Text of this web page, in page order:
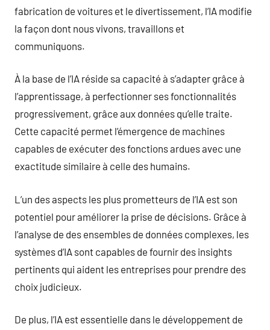
fabrication de voitures et le divertissement, l’IA modifie
la façon dont nous vivons, travaillons et
communiquons.
À la base de l’IA réside sa capacité à s’adapter grâce à
l’apprentissage, à perfectionner ses fonctionnalités
progressivement, grâce aux données qu’elle traite.
Cette capacité permet l’émergence de machines
capables de exécuter des fonctions ardues avec une
exactitude similaire à celle des humains.
L’un des aspects les plus prometteurs de l’IA est son
potentiel pour améliorer la prise de décisions. Grâce à
l’analyse de des ensembles de données complexes, les
systèmes d’IA sont capables de fournir des insights
pertinents qui aident les entreprises pour prendre des
choix judicieux.
De plus, l’IA est essentielle dans le développement de